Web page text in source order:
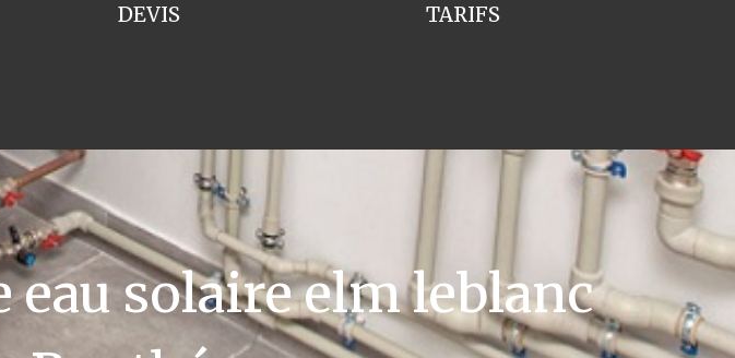
TARIFS
DEVIS
eau solaire elm leblanc